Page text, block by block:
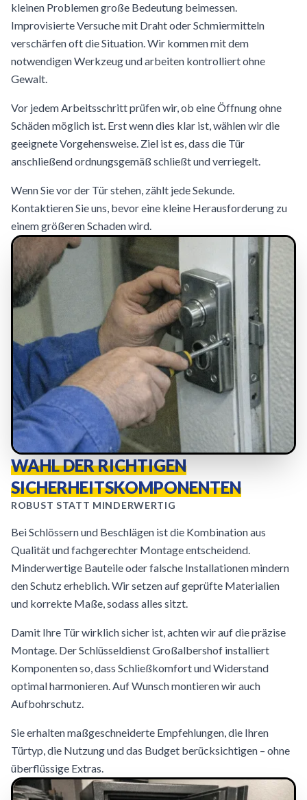
kleinen Problemen große Bedeutung beimessen.
Improvisierte Versuche mit Draht oder Schmiermitteln
verschärfen oft die Situation. Wir kommen mit dem
notwendigen Werkzeug und arbeiten kontrolliert ohne
Gewalt.
Vor jedem Arbeitsschritt prüfen wir, ob eine Öffnung ohne
Schäden möglich ist. Erst wenn dies klar ist, wählen wir die
geeignete Vorgehensweise. Ziel ist es, dass die Tür
anschließend ordnungsgemäß schließt und verriegelt.
Wenn Sie vor der Tür stehen, zählt jede Sekunde.
Kontaktieren Sie uns, bevor eine kleine Herausforderung zu
einem größeren Schaden wird.
WAHL DER RICHTIGEN
SICHERHEITSKOMPONENTEN
ROBUST STATT MINDERWERTIG
Bei Schlössern und Beschlägen ist die Kombination aus
Qualität und fachgerechter Montage entscheidend.
Minderwertige Bauteile oder falsche Installationen mindern
den Schutz erheblich. Wir setzen auf geprüfte Materialien
und korrekte Maße, sodass alles sitzt.
Damit Ihre Tür wirklich sicher ist, achten wir auf die präzise
Montage. Der Schlüsseldienst Großalbershof installiert
Komponenten so, dass Schließkomfort und Widerstand
optimal harmonieren. Auf Wunsch montieren wir auch
Aufbohrschutz.
Sie erhalten maßgeschneiderte Empfehlungen, die Ihren
Türtyp, die Nutzung und das Budget berücksichtigen – ohne
überflüssige Extras.